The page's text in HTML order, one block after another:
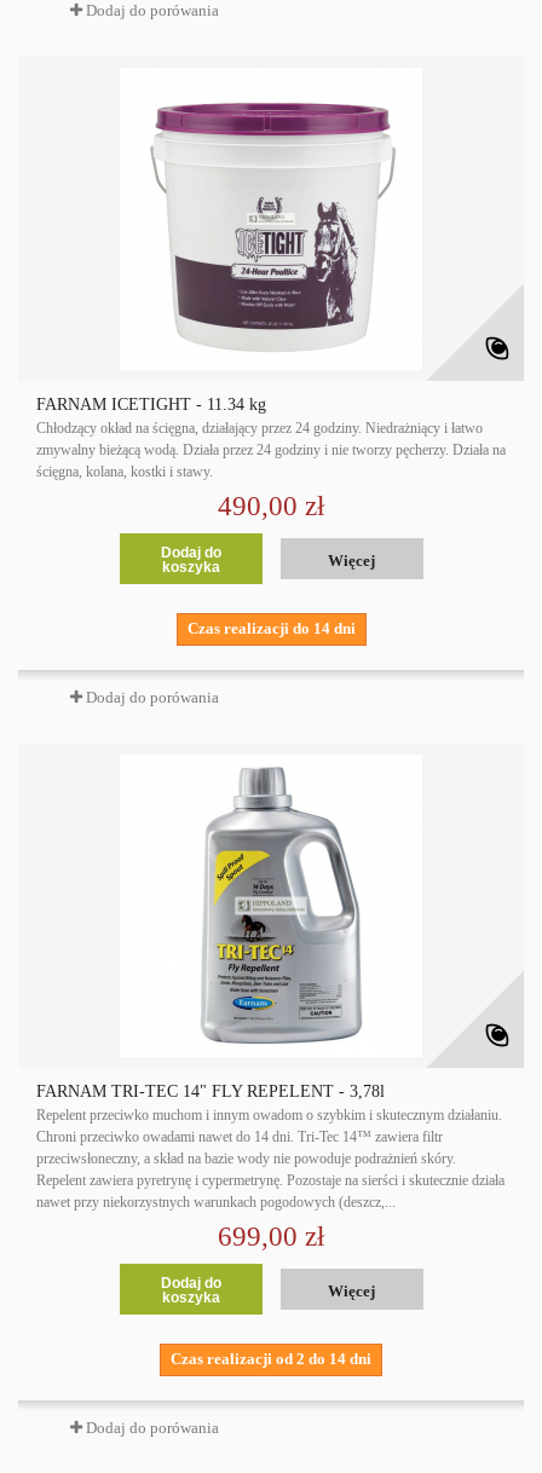
Dodaj do porówania
FARNAM ICETIGHT - 11.34 kg
Chłodzący okład na ścięgna, działający przez 24 godziny. Niedrażniący i łatwo
zmywalny bieżącą wodą. Działa przez 24 godziny i nie tworzy pęcherzy. Działa na
ścięgna, kolana, kostki i stawy.
490,00 zł
Dodaj do
koszyka
Więcej
Czas realizacji do 14 dni
Dodaj do porówania
FARNAM TRI-TEC 14" FLY REPELENT - 3,78l
Repelent przeciwko muchom i innym owadom o szybkim i skutecznym działaniu.
Chroni przeciwko owadami nawet do 14 dni. Tri-Tec 14™ zawiera filtr
przeciwsłoneczny, a skład na bazie wody nie powoduje podrażnień skóry.
Repelent zawiera pyretrynę i cypermetrynę. Pozostaje na sierści i skutecznie działa
nawet przy niekorzystnych warunkach pogodowych (deszcz,...
699,00 zł
Dodaj do
koszyka
Więcej
Czas realizacji od 2 do 14 dni
Dodaj do porówania